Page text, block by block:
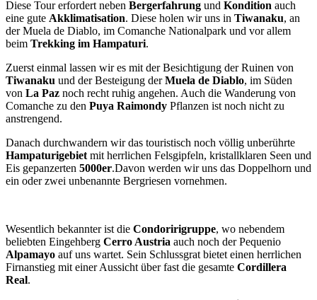
Diese Tour erfordert neben Bergerfahrung und Kondition auch
eine gute Akklimatisation. Diese holen wir uns in Tiwanaku, an
der Muela de Diablo, im Comanche Nationalpark und vor allem
beim Trekking im Hampaturi.
Zuerst einmal lassen wir es mit der Besichtigung der Ruinen von
Tiwanaku und der Besteigung derMuela de Diablo, im Süden
von La Paz noch recht ruhig angehen. Auch die Wanderung von
Comanche zu den Puya Raimondy Pflanzen ist noch nicht zu
anstrengend.
Danach durchwandern wir das touristisch noch völlig unberührte
Hampaturigebiet mit herrlichen Felsgipfeln, kristallklaren Seen und
Eis gepanzerten 5000er.Davon werden wir uns das Doppelhorn und
ein oder zwei unbenannte Bergriesen vornehmen.
Wesentlich bekannter ist die Condoririgruppe, wo nebendem
beliebten Eingehberg Cerro Austria auch noch der Pequenio
Alpamayo auf uns wartet. Sein Schlussgrat bietet einen herrlichen
Firnanstieg mit einer Aussicht über fast die gesamte Cordillera
Real.